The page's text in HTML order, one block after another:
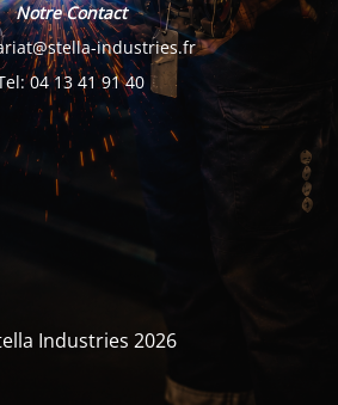
Notre Contact
industries.fr
04 13 41 91 40
Industries 2026